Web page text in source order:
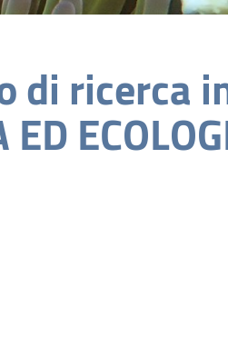
di ricerca